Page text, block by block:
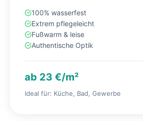
100% wasserfest
Extrem pflegeleicht
Fußwarm & leise
Authentische Optik
ab 23 €/m²
Ideal für: Küche, Bad, Gewerbe